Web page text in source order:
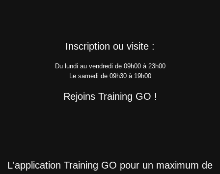
Inscription ou visite :
Du lundi au vendredi de 09h00 à 23h00
Le samedi de 09h30 à 19h00
Rejoins Training GO !
L'application Training GO pour un maximum de